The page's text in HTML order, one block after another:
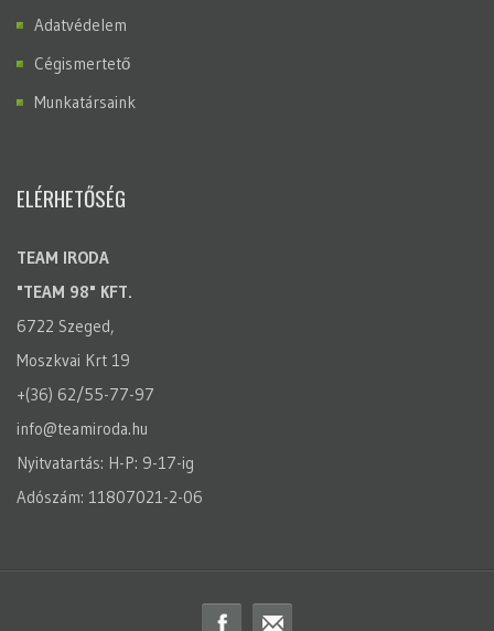
Adatvédelem
Cégismertető
Munkatársaink
ELÉRHETŐSÉG
TEAM IRODA
"TEAM 98" KFT.
6722 Szeged,
Moszkvai Krt 19
+(36) 62/55-77-97
info@teamiroda.hu
Nyitvatartás: H-P: 9-17-ig
Adószám: 11807021-2-06